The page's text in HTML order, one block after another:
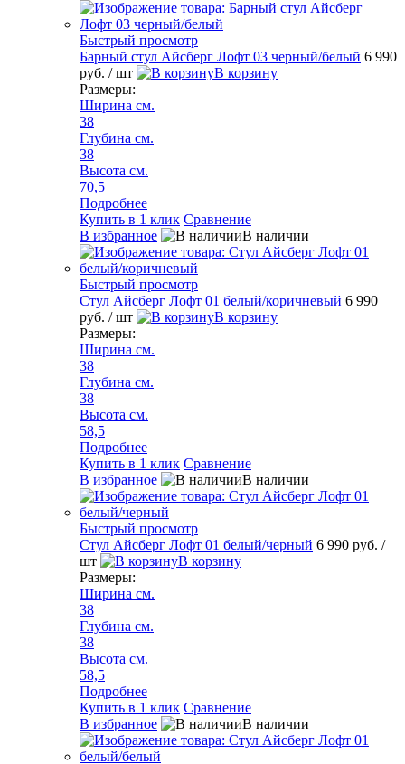
Быстрый просмотр
Барный стул Айсберг Лофт 03 черный/белый 6 990
руб. / шт
В корзину
Размеры:
Ширина см.
38
Глубина см.
38
Высота см.
70,5
Подробнее
Купить в 1 клик Сравнение
В избранное
В наличии
Быстрый просмотр
Стул Айсберг Лофт 01 белый/коричневый 6 990
руб. / шт
В корзину
Размеры:
Ширина см.
38
Глубина см.
38
Высота см.
58,5
Подробнее
Купить в 1 клик Сравнение
В избранное
В наличии
Быстрый просмотр
Стул Айсберг Лофт 01 белый/черный 6 990 руб. /
шт
В корзину
Размеры:
Ширина см.
38
Глубина см.
38
Высота см.
58,5
Подробнее
Купить в 1 клик Сравнение
В избранное
В наличии